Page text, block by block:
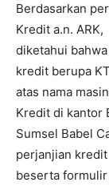
Berdasarkan
Kredit a.n. ARK,
diketahui
kredit berupa
atas nama
Kredit di kantor
Sumsel Babel
perjanjian kredit
beserta